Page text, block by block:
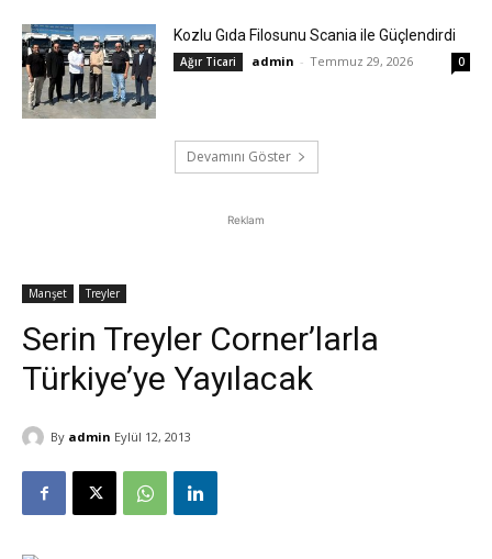
Kozlu Gıda Filosunu Scania ile Güçlendirdi
Ağır Ticari admin - Temmuz 29, 2026 0
Devamını Göster
Reklam
Manşet Treyler
Serin Treyler Corner’larla
Türkiye’ye Yayılacak
By admin Eylül 12, 2013